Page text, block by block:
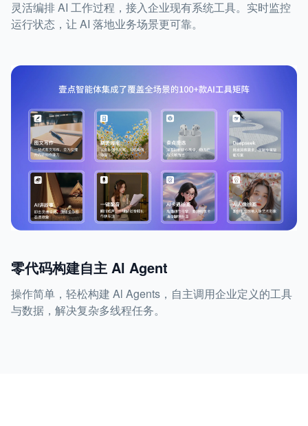
灵活编排 AI 工作过程，接入企业现有系统工具。实时监控
运行状态，让 AI 落地业务场景更可靠。
零代码构建自主 Al Agent
操作简单，轻松构建 Al Agents，自主调用企业定义的工具
与数据，解决复杂多线程任务。